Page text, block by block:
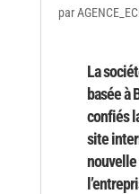
par
La
basée à
confiés
site
nouvelle